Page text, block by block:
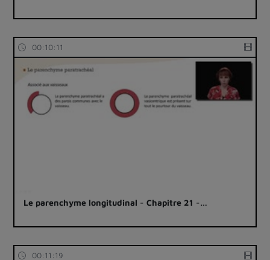
00:10:11
Le parenchyme longitudinal - Chapitre 21 -…
00:11:19